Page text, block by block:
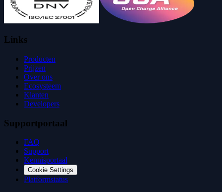
Links
Producten
Prijzen
Over ons
Ecosysteem
Klanten
Developers
Supportportaal
FAQ
Support
Kennisportaal
Cookie Settings
Platformstatus